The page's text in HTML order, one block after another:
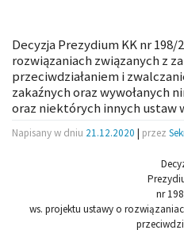
Decyzja Prezydium KK nr
rozwiązaniach związanych z
przeciwdziałaniem i
zakaźnych oraz wywołanych
oraz niektórych innych ustaw
Napisany w dniu 21.12.2020 | przez
nr
ws. projektu ustawy o